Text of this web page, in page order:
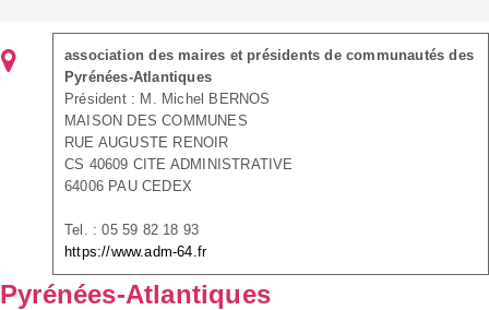
association des maires et présidents de communautés des
Pyrénées-Atlantiques
Président : M. Michel BERNOS
MAISON DES COMMUNES
RUE AUGUSTE RENOIR
CS 40609 CITE ADMINISTRATIVE
64006 PAU CEDEX
Tel. : 05 59 82 18 93
https://www.adm-64.fr
Pyrénées-Atlantiques